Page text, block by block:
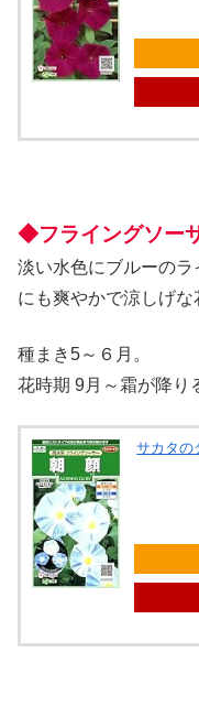
◆フライングソー
淡い水色にブルーのラ
にも爽やかで涼しげな
種まき5～６月。
花時期 9月～霜が降り
サカタの